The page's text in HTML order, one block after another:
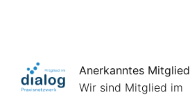
Anerkanntes Mitglied
Wir sind Mitglied im